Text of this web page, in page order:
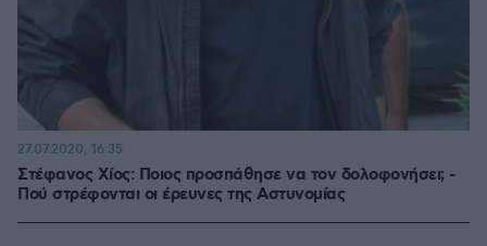
Στέφανος Χίος: Ποιος προσπάθησε να τον δολοφονήσει; -
Πού στρέφονται οι έρευνες της Αστυνομίας
27.07.2020, 16:35